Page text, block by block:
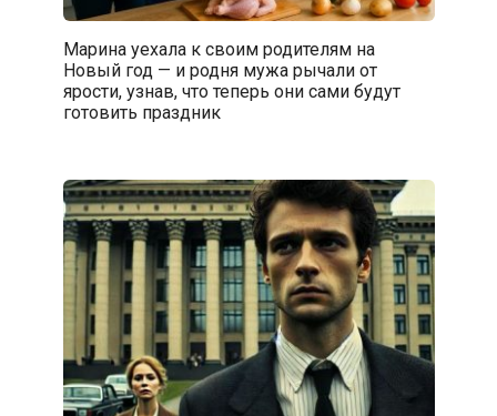
Марина уехала к своим родителям на
Новый год — и родня мужа рычали от
ярости, узнав, что теперь они сами будут
готовить праздник